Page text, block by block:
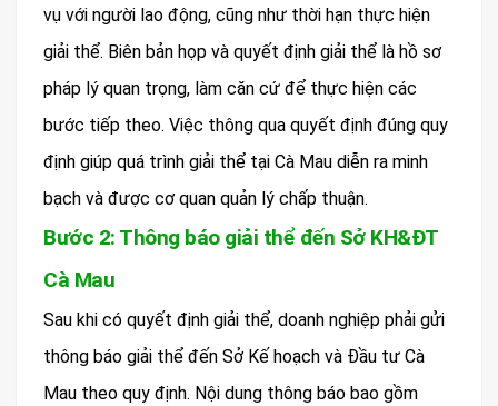
vụ với người lao động, cũng như thời hạn thực hiện
giải thể. Biên bản họp và quyết định giải thể là hồ sơ
pháp lý quan trọng, làm căn cứ để thực hiện các
bước tiếp theo. Việc thông qua quyết định đúng quy
định giúp quá trình giải thể tại Cà Mau diễn ra minh
bạch và được cơ quan quản lý chấp thuận.
Bước 2: Thông báo giải thể đến Sở KH&ĐT
Cà Mau
Sau khi có quyết định giải thể, doanh nghiệp phải gửi
thông báo giải thể đến Sở Kế hoạch và Đầu tư Cà
Mau theo quy định. Nội dung thông báo bao gồm